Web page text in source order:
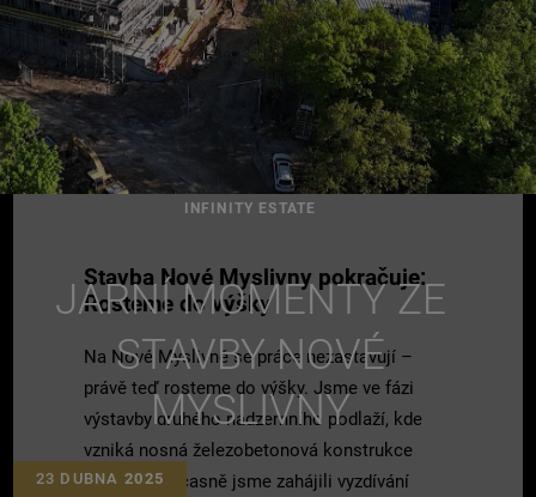
INFINITY ESTATE
JARNÍ MOMENTY ZE
STAVBY NOVÉ
MYSLIVNY
23 DUBNA2025
Stavba Nové Myslivny pokračuje:
Rosteme do výšky
Na Nové Myslivně se práce nezastavují –
právě teď rosteme do výšky. Jsme ve fázi
výstavby druhého nadzemního podlaží, kde
vzniká nosná železobetonová konstrukce
budovy. Současně jsme zahájili vyzdívání